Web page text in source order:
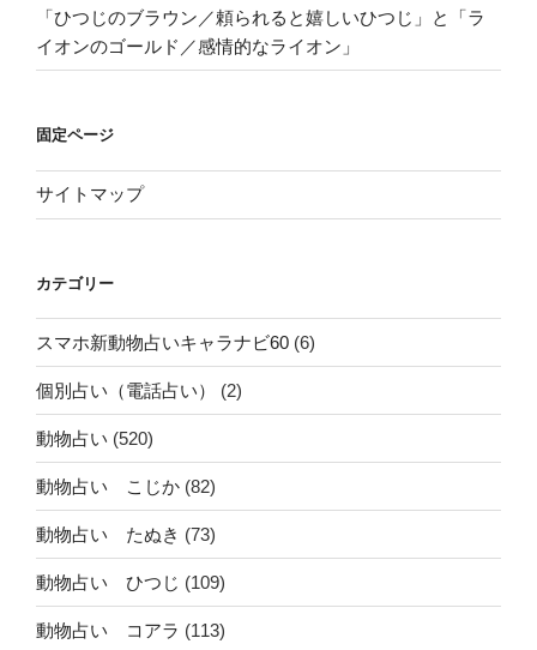
「ひつじのブラウン／頼られると嬉しいひつじ」と「ラ
イオンのゴールド／感情的なライオン」
固定ページ
サイトマップ
カテゴリー
スマホ新動物占いキャラナビ60 (6)
個別占い（電話占い） (2)
動物占い (520)
動物占い こじか (82)
動物占い たぬき (73)
動物占い ひつじ (109)
動物占い コアラ (113)